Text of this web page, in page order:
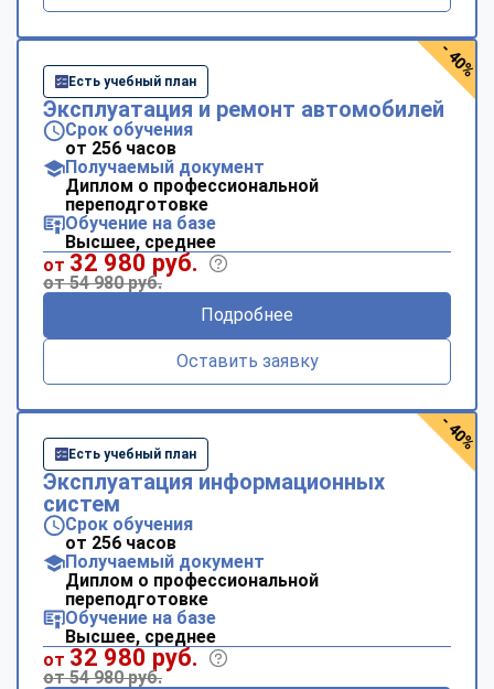
Есть учебный план
Эксплуатация и ремонт автомобилей
Срок обучения
от 256 часов
Получаемый документ
Диплом о профессиональной
переподготовке
Обучение на базе
Высшее, среднее
от 32 980 руб.
от 54 980 руб.
Подробнее
Оставить заявку
- 40%
Есть учебный план
Эксплуатация информационных
систем
Срок обучения
от 256 часов
Получаемый документ
Диплом о профессиональной
переподготовке
Обучение на базе
Высшее, среднее
от 32 980 руб.
от 54 980 руб.
- 40%